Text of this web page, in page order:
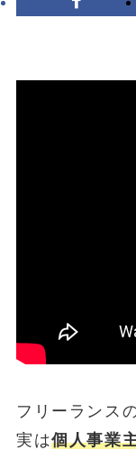
フリーランス
実は個人事業